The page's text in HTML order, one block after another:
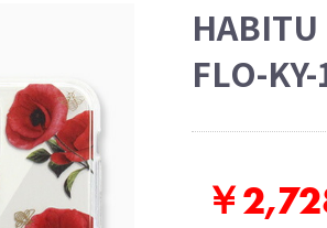
HABITU
FLO-
￥